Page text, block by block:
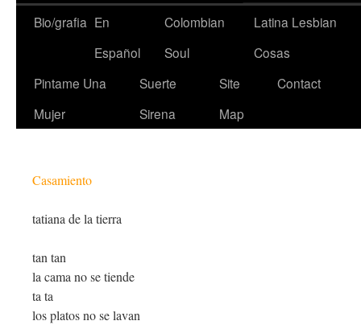
Bio/grafia En
Español
Colombian
Soul
Latina Lesbian
Cosas
Pintame Una
Mujer
Suerte
Sirena
Site
Map
Contact
Casamiento
tatiana de la tierra
tan tan
la cama no se tiende
ta ta
los platos no se lavan